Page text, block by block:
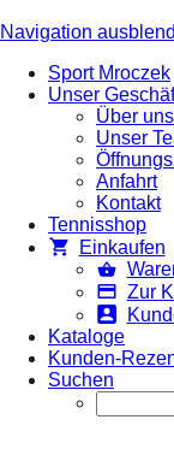
Navigation
Sport Mroczek
Unser
Über uns
Unser
Anfahrt
Kontakt
Tennisshop
Einkaufen
Zur
Kataloge
Kunden-
Suchen